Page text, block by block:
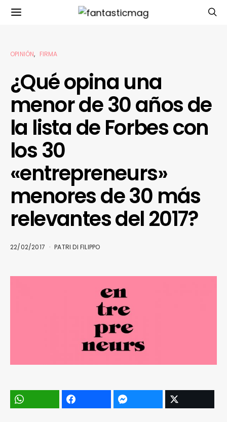
OPINIÓN FIRMA
¿Qué opina una
menor de 30 años de
la lista de Forbes con
los 30
«entrepreneurs»
menores de 30 más
relevantes del 2017?
22/02/2017 PATRI DI FILIPPO